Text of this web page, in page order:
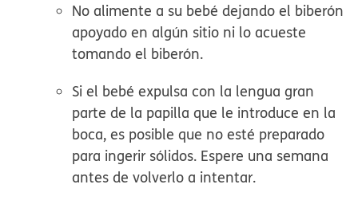
No alimente a su bebédejando el biberón
apoyado en algún sitio ni loacueste
tomando el biberón.
Si el bebé expulsa con la lengua gran
parte de la papilla que le introduce en la
boca, es posible que no esté preparado
para ingerir sólidos. Espere una semana
antes de volverlo a intentar.